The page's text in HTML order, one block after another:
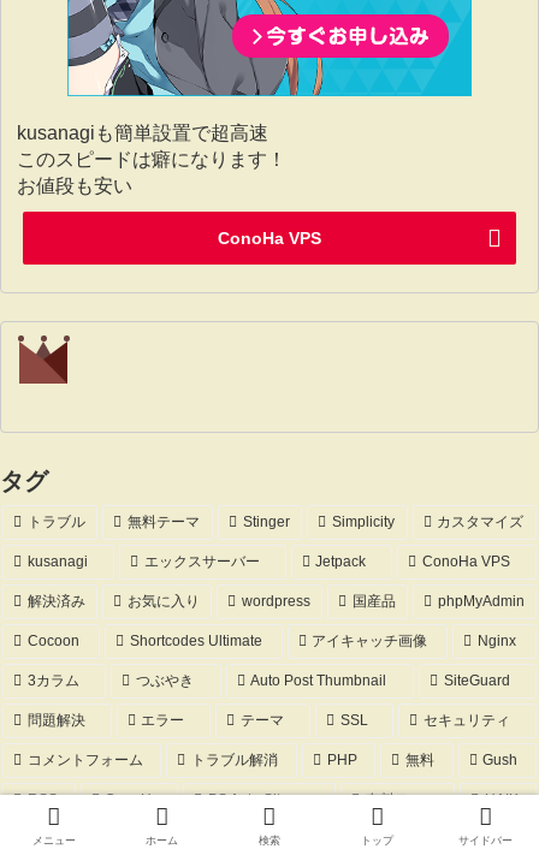
kusanagiも簡単設置で超高速
このスピードは癖になります！
お値段も安い
ConoHa VPS
タグ
トラブル 無料テーマ Stinger Simplicity カスタマイズ
kusanagi エックスサーバー Jetpack ConoHa VPS
解決済み お気に入り wordpress 国産品 phpMyAdmin
Cocoon Shortcodes Ultimate アイキャッチ画像 Nginx
3カラム つぶやき Auto Post Thumbnail SiteGuard
問題解決 エラー テーマ SSL セキュリティ
コメントフォーム トラブル解消 PHP 無料 Gush
RSS ConoHa PS Auto Sitemap 有料テーマ HAIK
条件分枝 AlmaLinux KUSANAGIアップデート レスポンシブ
メニュー ホーム 検索 トップ サイドバー